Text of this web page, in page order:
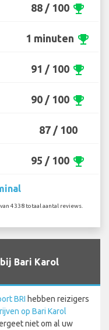
88 / 100 emoji_events
1 minuten emoji_events
91 / 100 emoji_events
90 / 100 emoji_events
87 / 100
95 / 100 emoji_events
4338 totaal aantal reviews.
Bari Karol
BRI hebben reizigers
op Bari Karol
niet om al uw